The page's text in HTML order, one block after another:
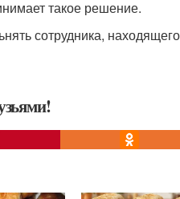
такое решение.
сотрудника,